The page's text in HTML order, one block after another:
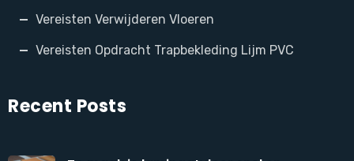
Vereisten Verwijderen Vloeren
Vereisten Opdracht Trapbekleding Lijm PVC
Recent Posts